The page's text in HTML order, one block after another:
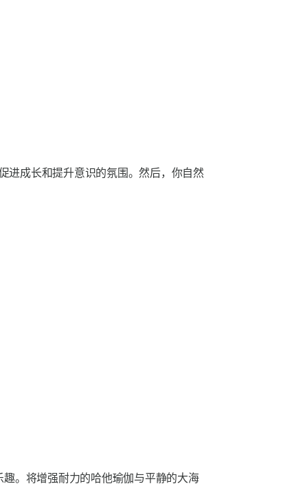
进成长和提升意识的氛围。然后，你自然
。将增强耐力的哈他瑜伽与平静的大海